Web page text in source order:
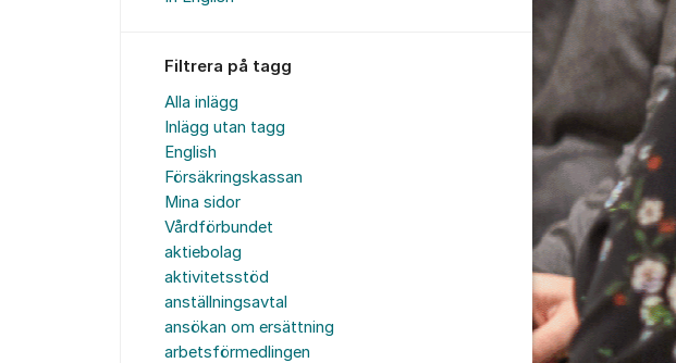
Filtrera på tagg
Alla inlägg
Inlägg utan tagg
English
Försäkringskassan
Mina sidor
Vårdförbundet
aktiebolag
aktivitetsstöd
anställningsavtal
ansökan om ersättning
arbetsförmedlingen